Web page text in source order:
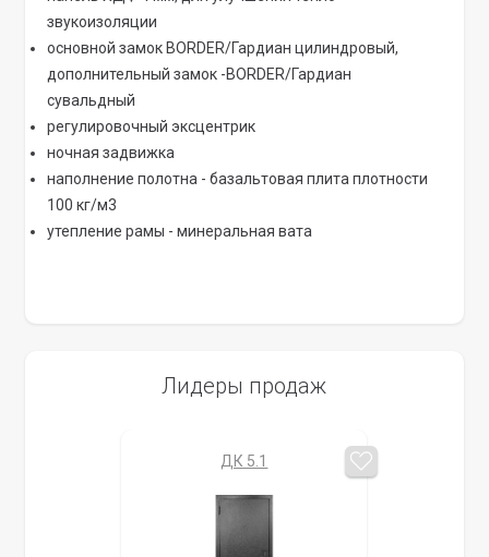
звукоизоляции
основной замок BORDER/Гардиан цилиндровый,
дополнительный замок -BORDER/Гардиан
сувальдный
регулировочный эксцентрик
ночная задвижка
наполнение полотна - базальтовая плита плотности
100 кг/м3
утепление рамы - минеральная вата
Лидеры продаж
ДК 5.1